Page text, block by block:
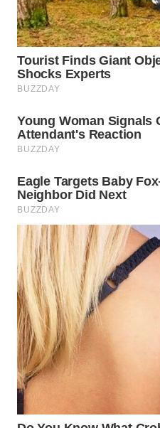
WN
BEKASI
WN
BOGOR
WN
DEPOK
WN
TAPANULI
UTARA
WN
SAMOSIR
WN
PADANG
LAWAS
WN
SUMEDANG
WN